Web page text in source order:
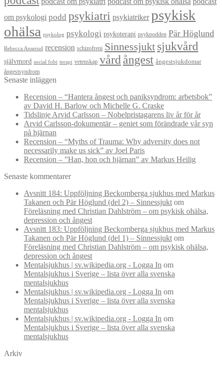
om psykologi podd psykiatri psykiatriker psykisk
ohälsa psykolog psykologi psykoterapi psykpodden Pär Höglund
Rebecca Anserud recension schizofreni Sinnessjukt sjukvård
självmord social fobi terapi vetenskap vård ångest ångestsjukdomar
ångestsyndrom
Senaste inläggen
Recension – “Hantera ångest och paniksyndrom: arbetsbok”
av David H. Barlow och Michelle G. Craske
Tidslinje Arvid Carlsson – Nobelpristagarens liv år för år
Arvid Carlsson-dokumentär – geniet som förändrade vår syn
på hjärnan
Recension – “Myths of Trauma: Why adversity does not
necessarily make us sick” av Joel Paris
Recension – ”Han, hon och hjärnan” av Markus Heilig
Senaste kommentarer
Avsnitt 184: Uppföljning Beckomberga sjukhus med Markus
Takanen och Pär Höglund (del 2) – Sinnessjukt om
Föreläsning med Christian Dahlström – om psykisk ohälsa,
depression och ångest
Avsnitt 183: Uppföljning Beckomberga sjukhus med Markus
Takanen och Pär Höglund (del 1) – Sinnessjukt om
Föreläsning med Christian Dahlström – om psykisk ohälsa,
depression och ångest
Mentalsjukhus | sv.wikipedia.org - Logga In om
Mentalsjukhus i Sverige – lista över alla svenska
mentalsjukhus
Mentalsjukhus | sv.wikipedia.org - Logga In om
Mentalsjukhus i Sverige – lista över alla svenska
mentalsjukhus
Mentalsjukhus | sv.wikipedia.org - Logga In om
Mentalsjukhus i Sverige – lista över alla svenska
mentalsjukhus
Arkiv